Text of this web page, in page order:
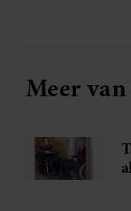
Meer